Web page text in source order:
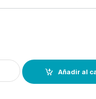
LOWRANCE EAGLE 9
Añadir al